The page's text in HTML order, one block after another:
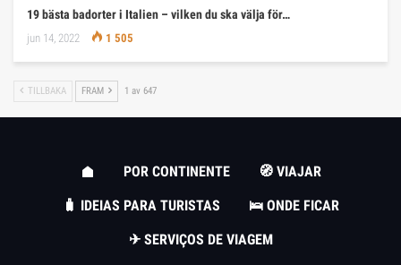
19 bästa badorter i Italien – vilken du ska välja för…
jun 14, 2022 1 505
TILLBAKA FRAM 1 av 647
POR CONTINENTE
🧭 VIAJAR
🧳 IDEIAS PARA TURISTAS
🛌 ONDE FICAR
✈ SERVIÇOS DE VIAGEM